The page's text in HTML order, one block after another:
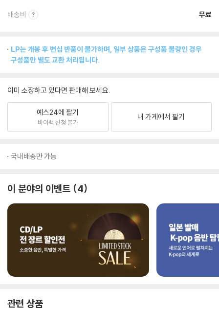
배송비 무료
LP는 개봉 후 변심 반품이 불가하며, 일부 상품은 구성품 불량인 경우
구성품만 별도 교환 처리됩니다.
이미 소장하고 있다면 판매해 보세요.
예스24에 팔기
바이백 신청 불가
내 가게에서 팔기
국내배송만 가능
이 분야의 이벤트 4
관련 상품